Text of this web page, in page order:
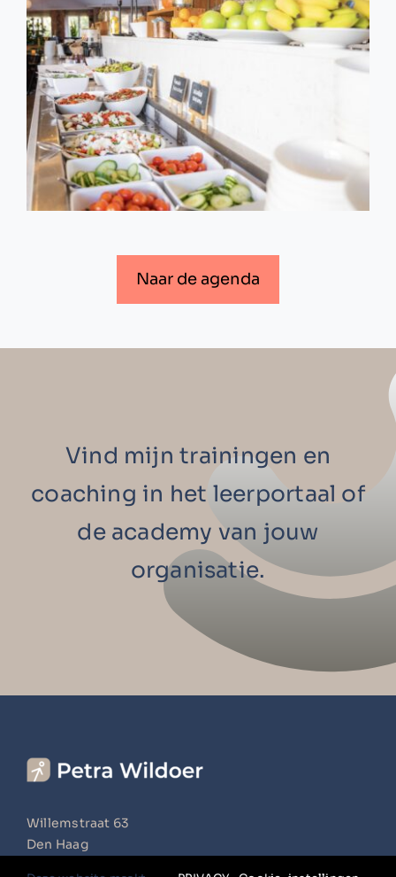
Naar de agenda
Vind mijn trainingen en
coaching in het leerportaal of
de academy van jouw
organisatie.
Willemstraat 63
Den Haag